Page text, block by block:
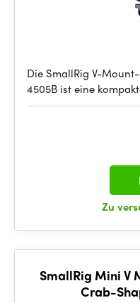
Die SmallRig V-
4505B ist eine
Zu
SmallRig Mini V
Crab-